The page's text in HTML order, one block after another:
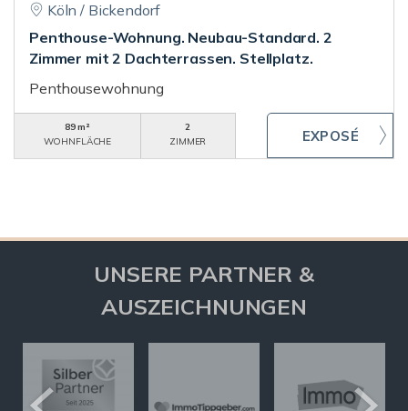
Köln / Bickendorf
Penthouse-Wohnung. Neubau-Standard. 2
Zimmer mit 2 Dachterrassen. Stellplatz.
Penthousewohnung
89 m²
WOHNFLÄCHE
2
ZIMMER
UNSERE PARTNER &
AUSZEICHNUNGEN